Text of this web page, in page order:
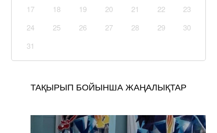
17
18 19 20 21 22
23
24
25 26 27 28 29
30
31
ТАҚЫРЫП БОЙЫНША ЖАҢАЛЫҚТАР